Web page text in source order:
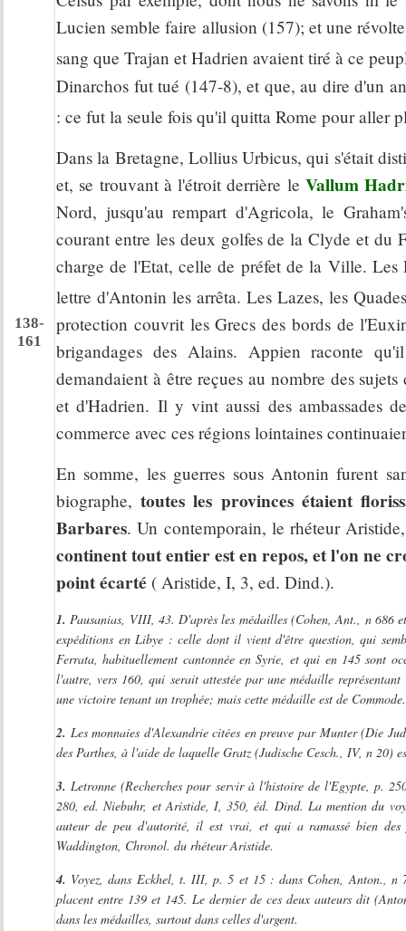
138-
161
Lucien semble faire allusion (157); et une
sang que Trajan et Hadrien avaient tiré à ce
Dinarchos fut tué (147-8), et que, au dire d'un
: ce fut la seule fois qu'il quitta Rome pour aller
Dans la Bretagne, Lollius Urbicus, qui s'était
et, se trouvant à l'étroit derrière le Vallum
Nord, jusqu'au rempart d'Agricola, le
courant entre les deux golfes de la Clyde et du
charge de l'Etat, celle de préfet de la Ville. Les
lettre d'Antonin les arrêta. Les Lazes, les
protection couvrit les Grecs des bords de
brigandages des Alains. Appien raconte
demandaient à être reçues au nombre des
et d'Hadrien. Il y vint aussi des ambassades
commerce avec ces régions lointaines
En somme, les guerres sous Antonin furent
biographe,toutes les provinces étaient
Barbares. Un contemporain, le rhéteur
continent tout entier est en repos, et l'on ne
point écarté ( Aristide, I, 3, ed. Dind.).
1. Pausanias, VIII, 43. D'après les médailles (Cohen, Ant., n 686
expéditions en Libye : celle dont il vient d'être question, qui
Ferrata, habituellement cantonnée en Syrie, et qui en 145 sont
l'autre, vers 160, qui serait attestée par une médaille
une victoire tenant un trophée; mais cette médaille est de
2. Les monnaies d'Alexandrie citées en preuve par Munter (Die
des Parthes, à l'aide de laquelle Gratz (Judische Cesch., IV, n 20)
3. Letronne (Recherches pour servir à l'histoire de l'Egypte, p.
280, ed. Niebuhr, et Aristide, I, 350, éd. Dind. La mention du
auteur de peu d'autorité, il est vrai, et qui a ramassé bien
Waddington, Chronol. du rhéteur Aristide.
4. Voyez, dans Eckhel, t. III, p. 5 et 15 : dans Cohen, Anton., n
placent entre 139 et 145. Le dernier de ces deux auteurs dit
dans les médailles, surtout dans celles d'argent.